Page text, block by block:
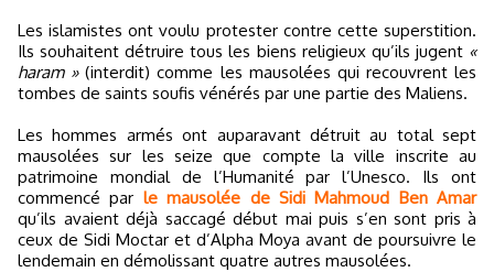
Les islamistes ont voulu protester contre cette superstition.
Ils souhaitent détruire tous les biens religieux qu’ils jugent «
haram »(interdit) comme les mausolées qui recouvrent les
tombes de saints soufis vénérés par une partie des Maliens.
Les hommes armés ont auparavant détruit au total sept
mausolées sur les seize que compte la ville inscrite au
patrimoine mondial de l’Humanité par l’Unesco. Ils ont
commencé par le mausolée de Sidi Mahmoud Ben Amar
qu’ils avaient déjà saccagé début mai puis s’en sont pris à
ceux de Sidi Moctar et d’Alpha Moya avant de poursuivre le
lendemain en démolissant quatre autres mausolées.